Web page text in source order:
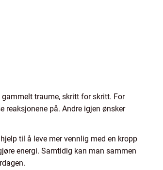
gammelt traume, skritt for skritt. For
reaksjonene på. Andre igjen ønsker
til å leve mer vennlig med en kropp
energi. Samtidig kan man sammen